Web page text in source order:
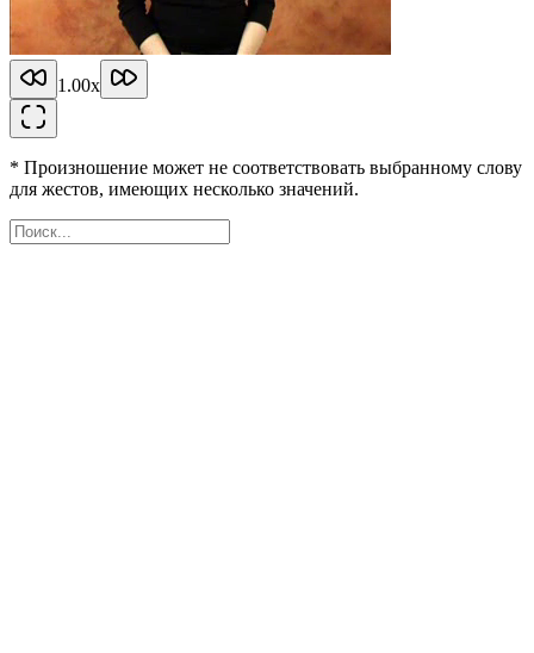
1.00x
* Произношение может не соответствовать выбранному слову
для жестов, имеющих несколько значений.